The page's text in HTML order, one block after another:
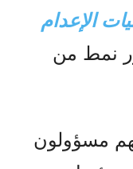
الإعدام
نمط من
مسؤولون